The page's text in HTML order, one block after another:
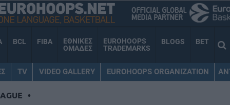
BCL FIBA
ΕΘΝΙΚΕΣ
ΟΜΑΔΕΣ
EUROHOOPS
TRADEMARKS
BLOGS BET
TV VIDEO GALLERY EUROHOOPS ORGANIZATION
•